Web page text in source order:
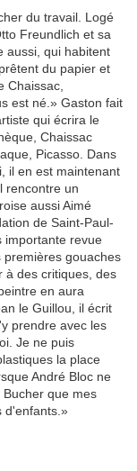
du travail. Logé
Freundlich et sa
aussi, qui habitent
du papier et
Chaissac,
est né.» Gaston fait
qui écrira le
Chaissac
Picasso. Dans
il en est maintenant
rencontre un
aussi Aimé
de Saint-Paul-
importante revue
gouaches
à des critiques, des
en aura
le Guillou, il écrit
prendre avec les
Je ne puis
la place
André Bloc ne
que mes
d'enfants.»